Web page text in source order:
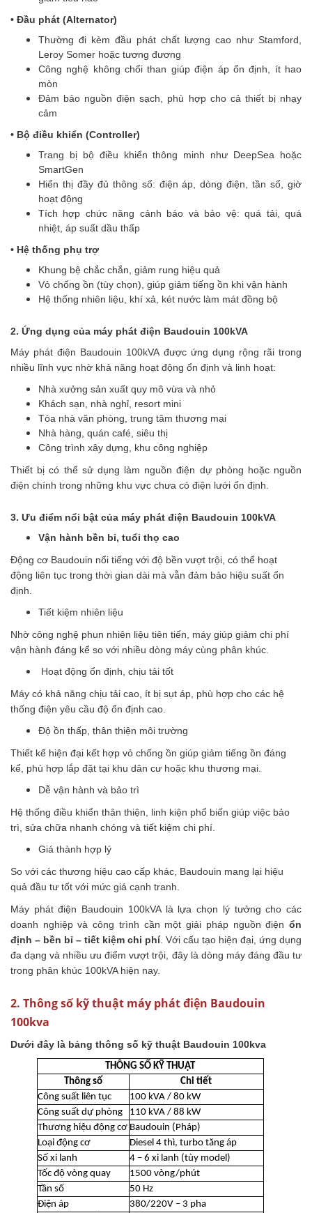
• Đầu phát (Alternator)
Thường đi kèm đầu phát chất lượng cao như Stamford,
Leroy Somer hoặc tương đương
Công nghệ không chổi than giúp điện áp ổn định, ít hao
mòn
Đảm bảo nguồn điện sạch, phù hợp cho cả thiết bị nhạy
cảm
• Bộ điều khiển (Controller)
Trang bị bộ điều khiển thông minh như DeepSea hoặc
SmartGen
Hiển thị đầy đủ thông số: điện áp, dòng điện, tần số, giờ
hoạt động
Tích hợp chức năng cảnh báo và bảo vệ: quá tải, quá
nhiệt, áp suất dầu thấp
• Hệ thống phụ trợ
Khung bệ chắc chắn, giảm rung hiệu quả
Vỏ chống ồn (tùy chọn), giúp giảm tiếng ồn khi vận hành
Hệ thống nhiên liệu, khí xả, két nước làm mát đồng bộ
2. Ứng dụng của máy phát điện Baudouin 100kVA
Máy phát điện Baudouin 100kVA được ứng dụng rộng rãi trong
nhiều lĩnh vực nhờ khả năng hoạt động ổn định và linh hoạt:
Nhà xưởng sản xuất quy mô vừa và nhỏ
Khách sạn, nhà nghỉ, resort mini
Tòa nhà văn phòng, trung tâm thương mại
Nhà hàng, quán café, siêu thị
Công trình xây dựng, khu công nghiệp
Thiết bị có thể sử dụng làm nguồn điện dự phòng hoặc nguồn
điện chính trong những khu vực chưa có điện lưới ổn định.
3. Ưu điểm nổi bật của máy phát điện Baudouin 100kVA
Vận hành bền bỉ, tuổi thọ cao
Động cơ Baudouin nổi tiếng với độ bền vượt trội, có thể hoạt
động liên tục trong thời gian dài mà vẫn đảm bảo hiệu suất ổn
định.
Tiết kiệm nhiên liệu
Nhờ công nghệ phun nhiên liệu tiên tiến, máy giúp giảm chi phí
vận hành đáng kể so với nhiều dòng máy cùng phân khúc.
Hoạt động ổn định, chịu tải tốt
Máy có khả năng chịu tải cao, ít bị sụt áp, phù hợp cho các hệ
thống điện yêu cầu độ ổn định cao.
Độ ồn thấp, thân thiện môi trường
Thiết kế hiện đại kết hợp vỏ chống ồn giúp giảm tiếng ồn đáng
kể, phù hợp lắp đặt tại khu dân cư hoặc khu thương mại.
Dễ vận hành và bảo trì
Hệ thống điều khiển thân thiện, linh kiện phổ biến giúp việc bảo
trì, sửa chữa nhanh chóng và tiết kiệm chi phí.
Giá thành hợp lý
So với các thương hiệu cao cấp khác, Baudouin mang lại hiệu
quả đầu tư tốt với mức giá cạnh tranh.
Máy phát điện Baudouin 100kVA là lựa chọn lý tưởng cho các
doanh nghiệp và công trình cần một giải pháp nguồn điện ổn
định – bền bỉ – tiết kiệm chi phí. Với cấu tạo hiện đại, ứng dụng
đa dạng và nhiều ưu điểm vượt trội, đây là dòng máy đáng đầu tư
trong phân khúc 100kVA hiện nay.
2. Thông số kỹ thuật máy phát điện Baudouin
100kva
Dưới đây là bảng thông số kỹ thuật Baudouin 100kva
THÔNG SỐ KỸ THUẬT
Thông số
Chi tiết
Công suất liên tục
100 kVA / 80 kW
Công suất dự phòng
110 kVA / 88 kW
Thương hiệu động cơ Baudouin (Pháp)
Loại động cơ
Diesel 4 thì, turbo tăng áp
Số xi lanh
4 – 6 xi lanh (tùy model)
Tốc độ vòng quay
1500 vòng/phút
Tần số
50 Hz
Điện áp
380/220V – 3 pha